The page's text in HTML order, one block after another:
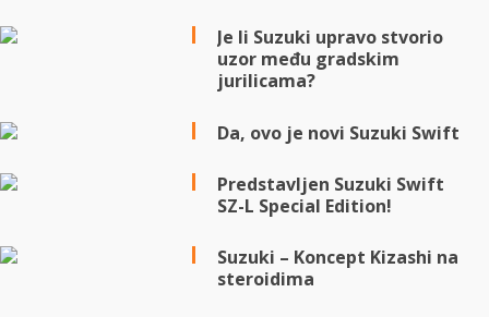
Je li Suzuki upravo stvorio
uzor među gradskim
jurilicama?
Da, ovo je novi Suzuki Swift
Predstavljen Suzuki Swift
SZ-L Special Edition!
Suzuki – Koncept Kizashi na
steroidima